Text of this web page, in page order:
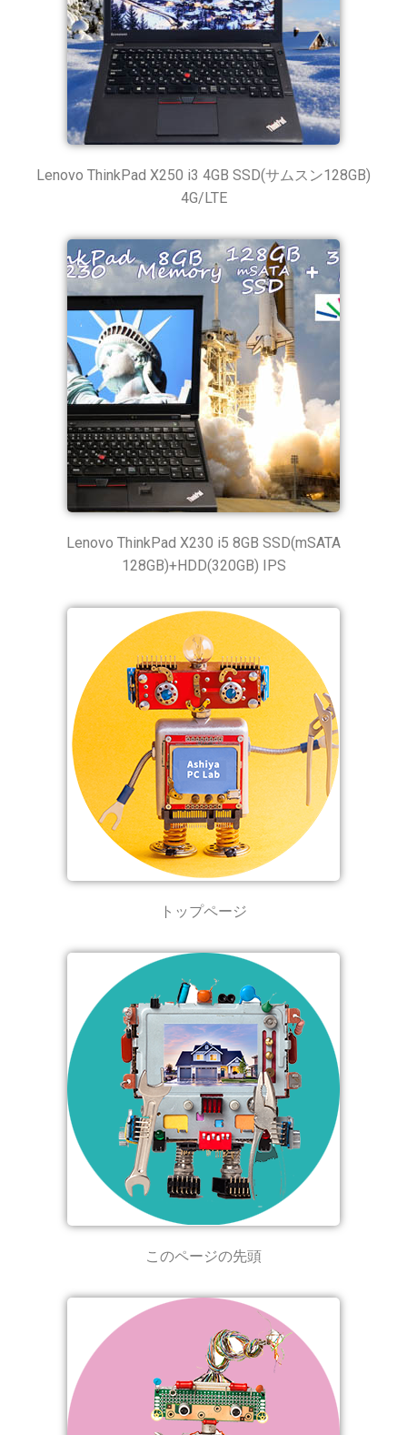
Lenovo ThinkPad X250 i3 4GB SSD(サムスン128GB)
4G/LTE
Lenovo ThinkPad X230 i5 8GB SSD(mSATA
128GB)+HDD(320GB) IPS
トップページ
このページの先頭